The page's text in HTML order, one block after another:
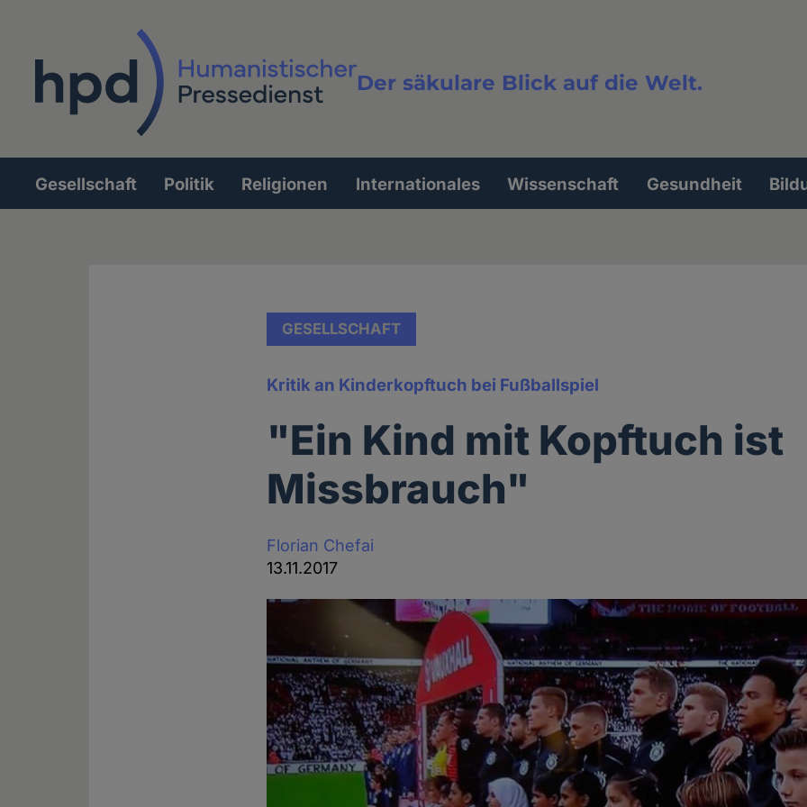
Der säkulare Blick auf die Welt.
Volltextsuche
Hauptnavigation
Gesellschaft Politik Religionen Internationales Wissenschaft Gesundheit
GESELLSCHAFT
Kritik an Kinderkopftuch bei Fußballspiel
"Ein Kind mit Kopftuch ist
Missbrauch"
Florian Chefai
13.11.2017